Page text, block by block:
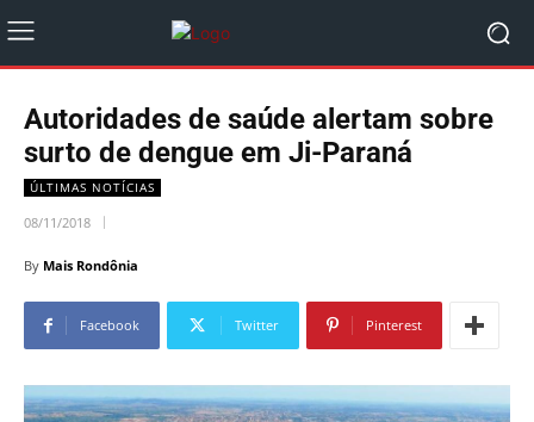
Autoridades de saúde alertam sobre
surto de dengue em Ji-Paraná
ÚLTIMAS NOTÍCIAS
08/11/2018
By Mais Rondônia
Facebook Twitter Pinterest